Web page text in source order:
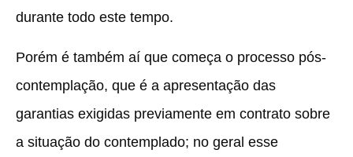
durante todo este tempo.
Porém é também aí que começa o processo pós-
contemplação, que é a apresentação das
garantias exigidas previamente em contrato sobre
a situação do contemplado; no geral esse